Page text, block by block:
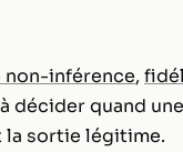
non-inférence,
décider quand
la sortie légitime.